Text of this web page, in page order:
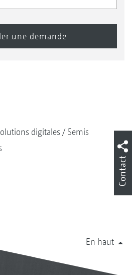
digitales
Semis
En haut
Contact